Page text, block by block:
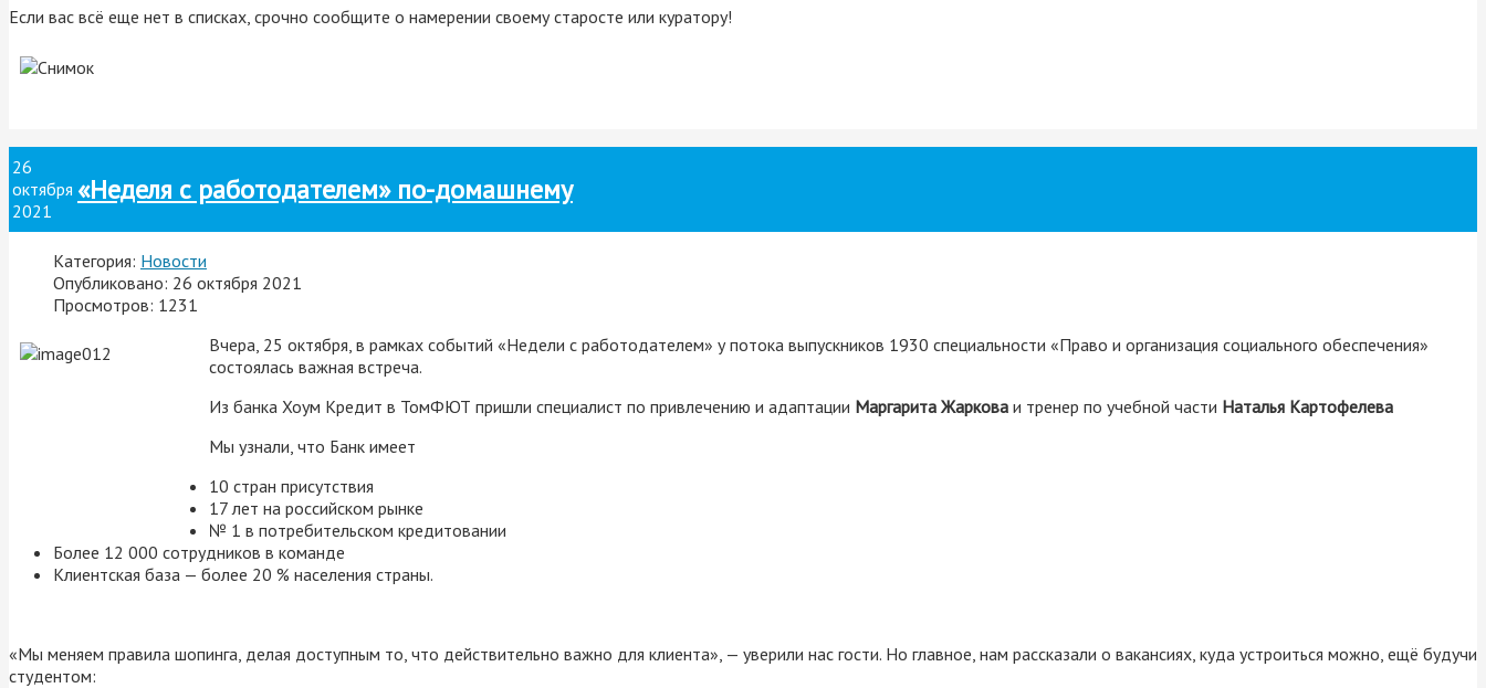
Если вас всё еще нет в списках, срочно сообщите о намерении своему старосте или куратору!
26
октября
2021
«Неделя с работодателем» по-домашнему
Категория: Новости
Опубликовано: 26 октября 2021
Просмотров: 1231
Вчера, 25 октября, в рамках событий «Недели с работодателем» у потока выпускников 1930 специальности «Право и организация социального обеспечения»
состоялась важная встреча.
Из банка Хоум Кредит в ТомФЮТ пришли специалист по привлечению и адаптации Маргарита Жаркова и тренер по учебной части Наталья Картофелева
Мы узнали, что Банк имеет
10 стран присутствия
17 лет на российском рынке
№ 1 в потребительском кредитовании
Более 12 000 сотрудников в команде
Клиентская база — более 20 % населения страны.
«Мы меняем правила шопинга, делая доступным то, что действительно важно для клиента», — уверили нас гости. Но главное, нам рассказали о вакансиях, куда устроиться можно, ещё будучи
студентом: